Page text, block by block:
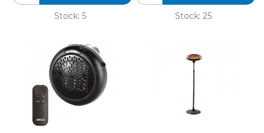
Stock: 5 Stock: 25